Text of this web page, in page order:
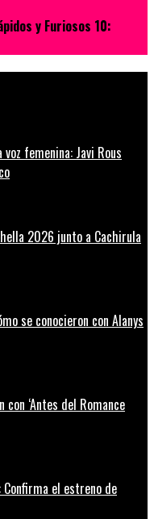
y Furiosos 10:
femenina: Javi Rous
2026 junto a Cachirula
se conocieron con Alanys
con ‘Antes del Romance
el estreno de